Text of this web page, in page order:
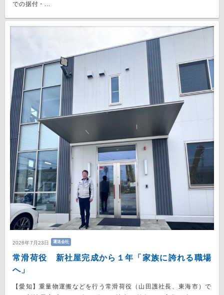
での据付・...
2026年7月23日 運送会社
常滑荷役 新社屋完成から１年「家族に誇れる職場
へ」
【愛知】重量物運搬などを行う常滑荷役（山田護社長、東海市）で